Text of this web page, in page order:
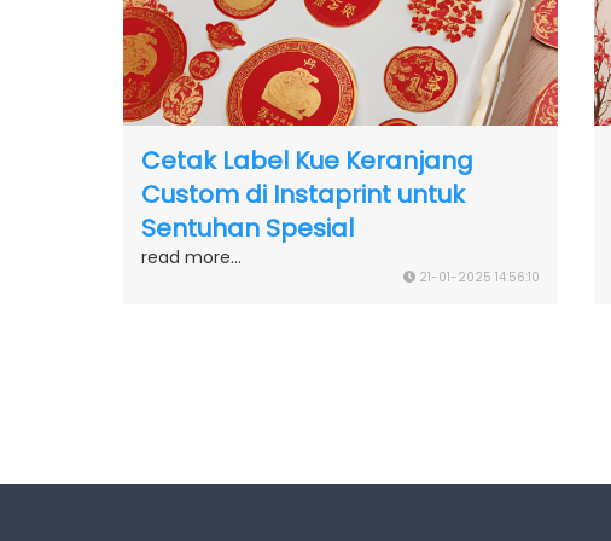
Cetak Label Kue Keranjang
Custom di Instaprint untuk
Sentuhan Spesial
read more...
21-01-2025 14:56:10